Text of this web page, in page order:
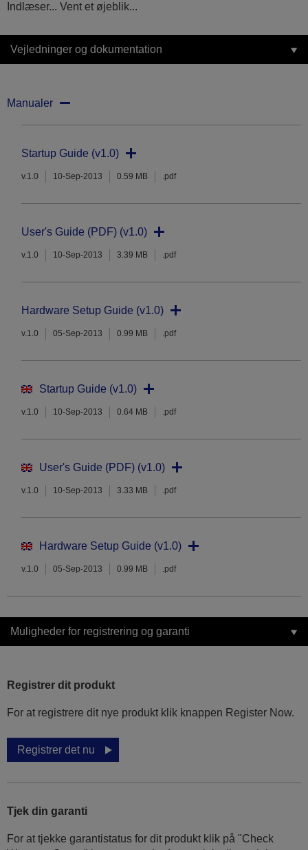
Indlæser... Vent et øjeblik...
Vejledninger og dokumentation
Manualer
Startup Guide (v1.0)
v.1.0 10-Sep-2013 0.59 MB .pdf
User's Guide (PDF) (v1.0)
v.1.0 10-Sep-2013 3.39 MB .pdf
Hardware Setup Guide (v1.0)
v.1.0 05-Sep-2013 0.99 MB .pdf
Startup Guide (v1.0)
v.1.0 10-Sep-2013 0.64 MB .pdf
User's Guide (PDF) (v1.0)
v.1.0 10-Sep-2013 3.33 MB .pdf
Hardware Setup Guide (v1.0)
v.1.0 05-Sep-2013 0.99 MB .pdf
Muligheder for registrering og garanti
Registrer dit produkt
For at registrere dit nye produkt klik knappen Register Now.
Registrer det nu
Tjek din garanti
For at tjekke garantistatus for dit produkt klik på "Check